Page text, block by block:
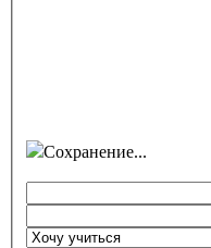
Сохранение...